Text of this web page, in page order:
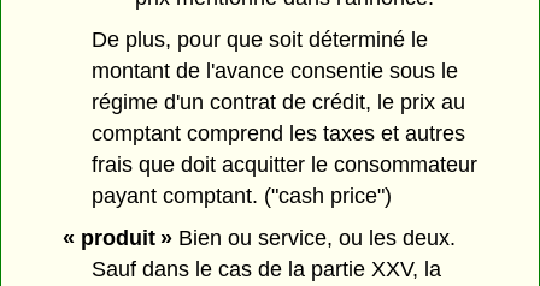
De plus, pour que soit déterminé le
montant de l'avance consentie sous le
régime d'un contrat de crédit, le prix au
comptant comprend les taxes et autres
frais que doit acquitter le consommateur
payant comptant. ("cash price")
« produit » Bien ou service, ou les deux.
Sauf dans le cas de la partie XXV, la